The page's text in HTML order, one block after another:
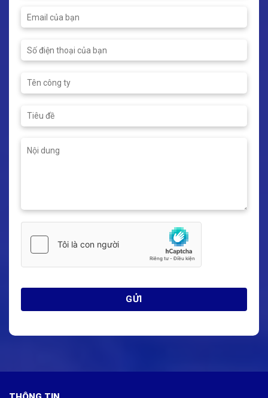
rated rubber bellows which
is consisted...